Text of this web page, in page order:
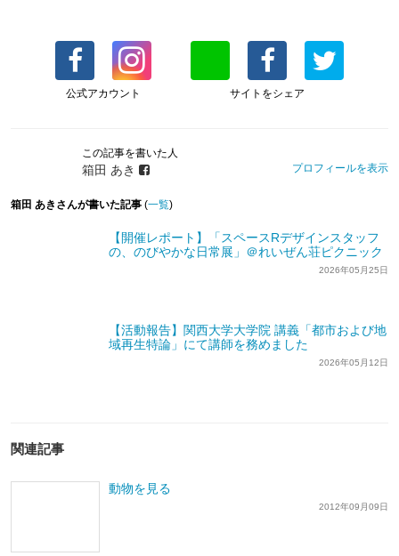
公式アカウント サイトをシェア
この記事を書いた人
箱田 あき プロフィールを表示
箱田 あきさんが書いた記事 (一覧)
【開催レポート】「スペースRデザインスタッフ
の、のびやかな日常展」＠れいぜん荘ピクニック
2026年05月25日
【活動報告】関西大学大学院 講義「都市および地
域再生特論」にて講師を務めました
2026年05月12日
関連記事
動物を見る
2012年09月09日